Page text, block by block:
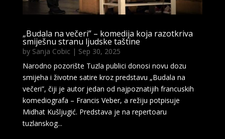
„Budala na večeri” – komedija koja razotkriva
smiješnu stranu ljudske taštine
by Sanja Cobic| Sep 30, 2025
Narodno pozorište Tuzla publici donosi novu dozu
smijeha i životne satire kroz predstavu „Budala na
večeri”, čiji je autor jedan od najpoznatijih francuskih
komediografa – Francis Veber, a režiju potpisuje
Midhat Kušljugić. Predstava je na repertoaru
tuzlanskog...